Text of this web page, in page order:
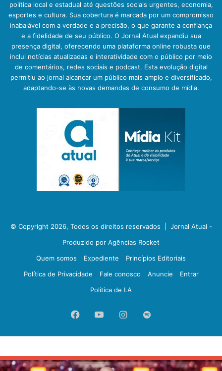
política local e estadual até questões sociais urgentes, economia,
esportes e cultura. Sua cobertura é marcada por um compromisso
inabalável com a verdade e a precisão, o que garante a confiança
e a fidelidade de seu público. O Jornal Atual expandiu sua
presença digital, oferecendo uma plataforma online robusta que
inclui notícias atualizadas e interatividade com o público por meio
de comentários, redes sociais e podcast. Esta evolução digital
permitiu ao jornal alcançar um público mais amplo e diversificado,
adaptando-se às novas demandas de consumo de mídia.
© Copyright 2026, Todos os direitos reservados | Jornal Atual -
Produzido por Agências Rocket
Quem somos
Expediente
Princípios Editoriais
Política de Privacidade
Fale conosco Anuncie
Entrar
Política de I.A
FacebookYouTubeInstagram
Spotify